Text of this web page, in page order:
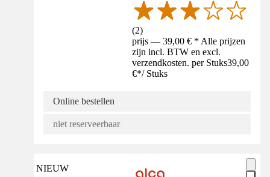
(2)
prijs — 39,00 € * Alle prijzen
zijn incl. BTW en excl.
verzendkosten. per Stuks39,00
€*/ Stuks
Online bestellen
niet reserveerbaar
NIEUW